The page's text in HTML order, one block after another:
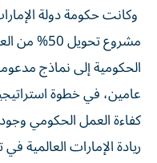
مشروع
الحكومية إلى نماذج
عامين، في خطوة
كفاءة العمل الحكومي
ريادة الإمارات